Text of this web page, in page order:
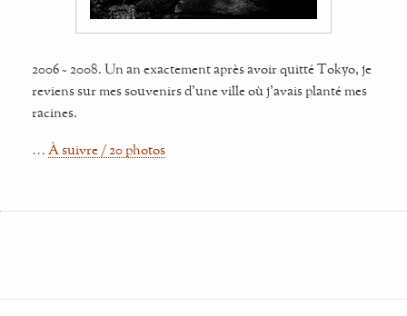
2006 ~ 2008. Un an exactement après avoir quitté Tokyo, je
reviens sur mes souvenirs d'une ville où j'avais planté mes
racines.
… À suivre / 20 photos